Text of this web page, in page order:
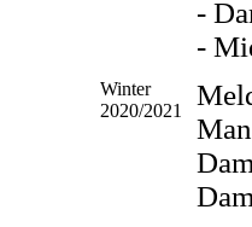
-
-
Winter
2020/2021